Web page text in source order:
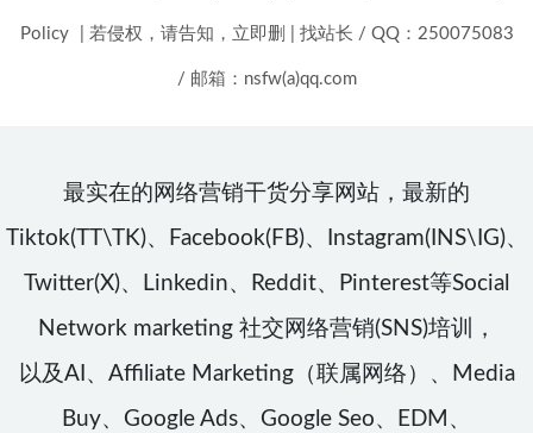
Policy 若侵权，请告知，立即删 找站长 / QQ：250075083
/ 邮箱：nsfw(a)qq.com
最实在的网络营销干货分享网站，最新的
Tiktok(TT\TK)、Facebook(FB)、Instagram(INS\IG)、
Twitter(X)、Linkedin、Reddit、Pinterest等Social
Network marketing 社交网络营销(SNS)培训，
以及AI、Affiliate Marketing（联属网络）、Media
Buy、Google Ads、Google Seo、EDM、